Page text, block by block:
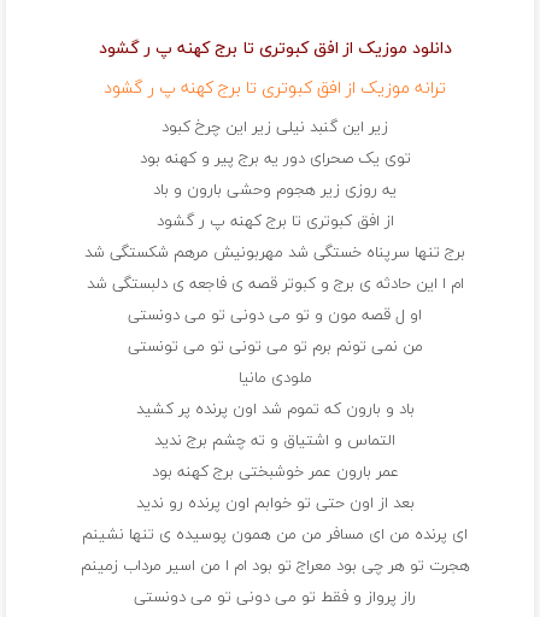
دانلود موزیک از افق کبوتری تا برج کهنه پ ر گشود
ترانه موزیک از افق کبوتری تا برج کهنه پ ر گشود
زیر این گنبد نیلی زیر این چرخ کبود
توی یک صحرای دور یه برج پیر و کهنه بود
یه روزی زیر هجوم وحشی بارون و باد
از افق کبوتری تا برج کهنه پ ر گشود
برج تنها سرپناه خستگی شد مهربونیش مرهم شکستگی شد
ام ا این حادثه ی برج و کبوتر قصه ی فاجعه ی دلبستگی شد
او ل قصه مون و تو می دونی تو می دونستی
من نمی تونم برم تو می تونی تو می تونستی
ملودی مانیا
باد و بارون که تموم شد اون پرنده پر کشید
التماس و اشتیاق و ته چشم برج ندید
عمر بارون عمر خوشبختی برج کهنه بود
بعد از اون حتی تو خوابم اون پرنده رو ندید
ای پرنده من ای مسافر من من همون پوسیده ی تنها نشینم
هجرت تو هر چی بود معراج تو بود ام ا من اسیر مرداب زمینم
راز پرواز و فقط تو می دونی تو می دونستی